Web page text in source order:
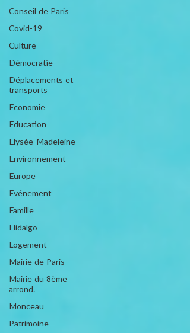
Conseil de Paris
Covid-19
Culture
Démocratie
Déplacements et
transports
Economie
Education
Elysée-Madeleine
Environnement
Europe
Evénement
Famille
Hidalgo
Logement
Mairie de Paris
Mairie du 8ème
arrond.
Monceau
Patrimoine